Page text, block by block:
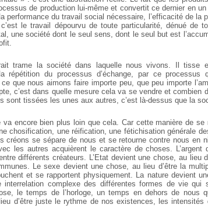
de production lui-même et convertit ce dernier en
performance du travail social nécessaire, l’efficacité de la
le travail dépourvu de toute particularité, dénué de
une société dont le seul sens, dont le seul but est
trame la société dans laquelle nous vivons. Il tisse
répétition du processus d’échange, par ce
que nous aimons faire importe peu, que peu importe
c’est dans quelle mesure cela va se vendre et combien
sont tissées les unes aux autres, c’est là-dessus que la
encore bien plus loin que cela. Car cette manière de se
chosification, une réification, une fétichisation générale
créons se sépare de nous et se retourne contre nous en
les autres acquièrent le caractère de choses. L’argent
différents créateurs. L’Etat devient une chose, au lieu
Le sexe devient une chose, au lieu d’être la
et se rapportent physiquement. La nature devient
interrelation complexe des différentes formes de vie
le temps de l’horloge, un temps en dehors de nous
d’être juste le rythme de nos existences, les